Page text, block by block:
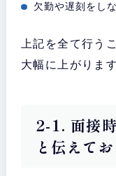
欠勤や遅刻をし
上記を全て行う
大幅に上がります
2-1. 面接
と伝えてお